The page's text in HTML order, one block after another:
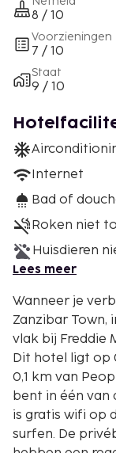
8 / 10
Voorzieningen
7 / 10
Staat
9 / 10
Internet
Bad of
Roken niet
Huisdieren
Lees meer
Wanneer je
Zanzibar Town,
vlak bij Freddie
Dit hotel ligt op
0,1 km van
bent in één van
is gratis wifi op
surfen. De